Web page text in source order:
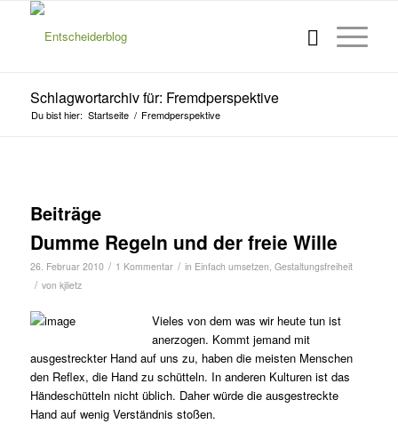
Schlagwortarchiv für: Fremdperspektive
Du bist hier: Startseite / Fremdperspektive
Beiträge
Dumme Regeln und der freie Wille
26. Februar 2010 / 1 Kommentar / in Einfach umsetzen, Gestaltungsfreiheit
/ von kjlietz
Vieles von dem was wir heute tun ist
anerzogen. Kommt jemand mit
ausgestreckter Hand auf uns zu, haben die meisten Menschen
den Reflex, die Hand zu schütteln. In anderen Kulturen ist das
Händeschütteln nicht üblich. Daher würde die ausgestreckte
Hand auf wenig Verständnis stoßen.